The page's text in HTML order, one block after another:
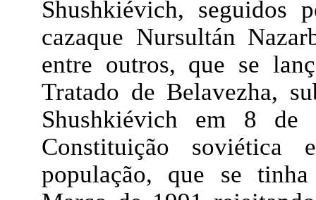
Shushkiévich, seguidos
cazaque Nursultán
entre outros, que se
Tratado de Belavezha,
Shushkiévich em 8
Constituição soviética
população, que se